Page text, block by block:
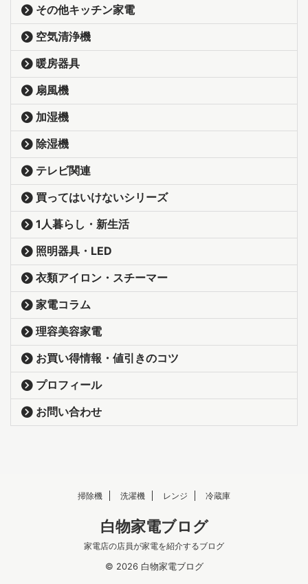
その他キッチン家電
空気清浄機
暖房器具
扇風機
加湿機
除湿機
テレビ関連
買ってはいけないシリーズ
1人暮らし・新生活
照明器具・LED
衣類アイロン・スチーマー
家電コラム
理容美容家電
お買い得情報・値引きのコツ
プロフィール
お問い合わせ
掃除機 洗濯機 レンジ 冷蔵庫
白物家電ブログ
家電店の店員が家電を紹介するブログ
© 2026 白物家電ブログ